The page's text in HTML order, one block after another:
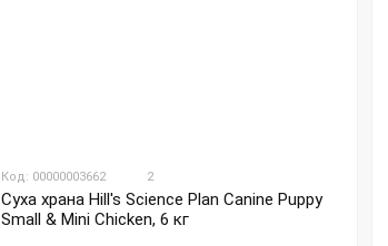
Код: 00000003662 2
Суха храна Hill's Science Plan Canine Puppy
Small & Mini Chicken, 6 кг